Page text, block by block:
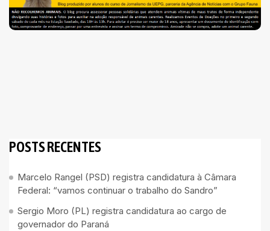
POSTS RECENTES
Marcelo Rangel (PSD) registra candidatura à Câmara
Federal: “vamos continuar o trabalho do Sandro”
Sergio Moro (PL) registra candidatura ao cargo de
governador do Paraná